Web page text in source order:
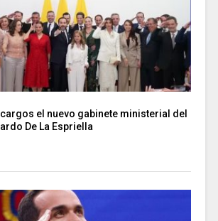
el nuevo gabinete ministerial del
De La Espriella